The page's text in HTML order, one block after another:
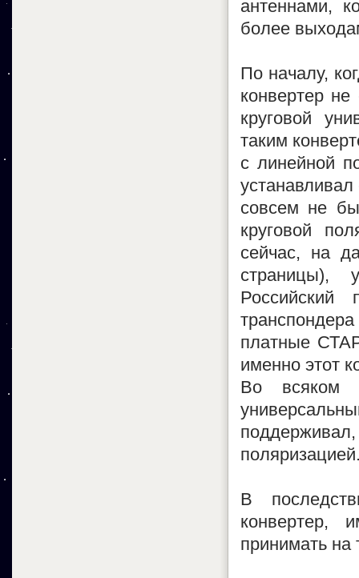
антеннами,
более
По началу,
конвертер
круговой
таким
с линейной
устанавливал
совсем не
круговой
сейчас, на
страницы),
платные
именно этот
Во всяком
В
конвертер,
принимать